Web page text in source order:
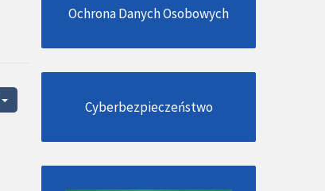
Ochrona Danych Osobowych
Cyberbezpieczeństwo